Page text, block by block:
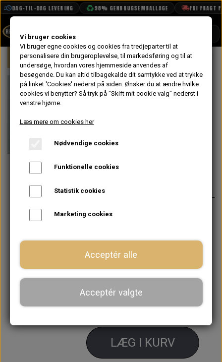
DAG-TIL-DAG LEVERING 98% GENBRUGSEMBALLAGE FRI FRAGT
BOOK TID
PROJEKTER
TEKNISK DATA
VANDPOLERING
Forside Mini Bremser Hydraulik
Møtrik,
For &
Koblingsslange
19,20 kr.
Låseskive til Bremseslange for &
Forventet leveringstid:
ikke på lager. Ca. 14 dages
−
LÆG I KURV
Vi bruger cookies
Vi bruger egne cookies og cookies fra tredjeparter til at
personalisere din brugeroplevelse, til markedsføring og til at
undersøge, hvordan vores hjemmeside anvendes af
besøgende. Du kan altid tilbagekalde dit samtykke ved at trykke
på linket 'Cookies' nederst på siden. Ønsker du at ændre hvilke
cookies vi benytter? Så tryk på "Skift mit cookie valg" nederst i
venstre hjørne.
Læs mere om cookies her
Nødvendige cookies
Funktionelle cookies
Statistik cookies
Marketing cookies
Acceptér alle
Acceptér valgte